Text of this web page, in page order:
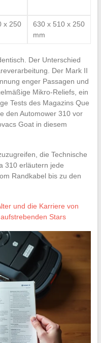
x 250
630 x 510 x 250
mm
Der Unterschied
Der Mark II
enger Passagen und
Mikro-Reliefs, ein
Tests des Magazins Que
den Automower 310 vor
Goat in diesem
die Technische
310 erläutern jede
Randkabel bis zu den
und die Karriere von
Stars